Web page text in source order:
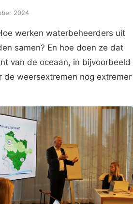
2024
werken waterbeheerders uit
samen? En hoe doen ze dat
van de oceaan, in bijvoorbeeld
de weersextremen nog extremer